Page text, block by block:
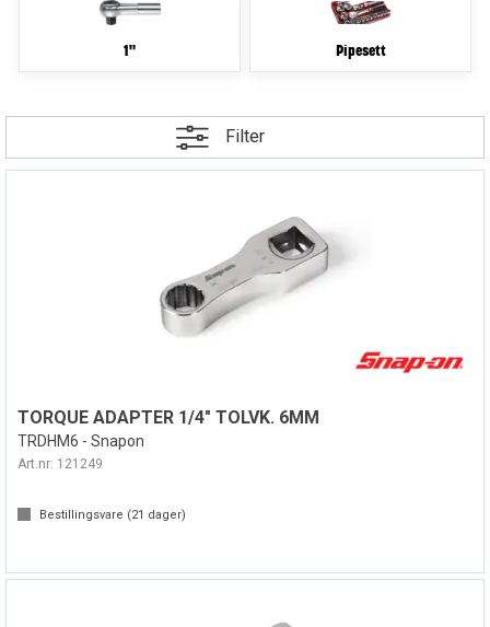
1" Pipesett
Filter
TORQUE ADAPTER 1/4" TOLVK. 6MM
TRDHM6 - Snapon
Art.nr: 121249
Bestillingsvare (21 dager)